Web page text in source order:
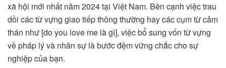
xã hội mới nhất năm 2024 tại Việt Nam. Bên cạnh việc trau
dồi các từ vựng giao tiếp thông thường hay các cụm từ cảm
thán như [do you love me là gì], việc bổ sung vốn từ vựng
về pháp lý và nhân sự là bước đệm vững chắc cho sự
nghiệp của bạn.